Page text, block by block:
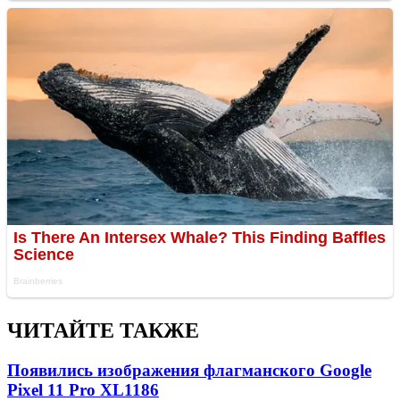
ЧИТАЙТЕ ТАКЖЕ
Появились изображения флагманского Google
Pixel 11 Pro XL1186